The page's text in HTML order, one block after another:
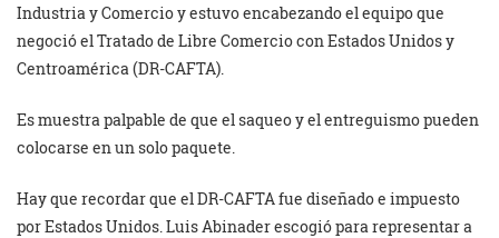
Industria y Comercio y estuvo encabezando el equipo que
negoció el Tratado de Libre Comercio con Estados Unidos y
Centroamérica (DR-CAFTA).
Es muestra palpable de que el saqueo y el entreguismo pueden
colocarse en un solo paquete.
Hay que recordar que el DR-CAFTA fue diseñado e impuesto
por Estados Unidos. Luis Abinader escogió para representar a